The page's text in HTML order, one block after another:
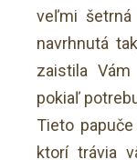
veľmi
navrhnutá
zaistila
pokiaľ
Tieto
ktorí trávia